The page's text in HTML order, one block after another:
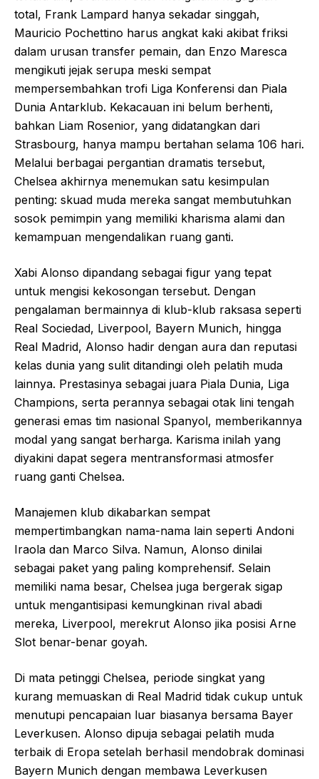
total, Frank Lampard hanya sekadar singgah,
Mauricio Pochettino harus angkat kaki akibat friksi
dalam urusan transfer pemain, dan Enzo Maresca
mengikuti jejak serupa meski sempat
mempersembahkan trofi Liga Konferensi dan Piala
Dunia Antarklub. Kekacauan ini belum berhenti,
bahkan Liam Rosenior, yang didatangkan dari
Strasbourg, hanya mampu bertahan selama 106 hari.
Melalui berbagai pergantian dramatis tersebut,
Chelsea akhirnya menemukan satu kesimpulan
penting: skuad muda mereka sangat membutuhkan
sosok pemimpin yang memiliki kharisma alami dan
kemampuan mengendalikan ruang ganti.
Xabi Alonso dipandang sebagai figur yang tepat
untuk mengisi kekosongan tersebut. Dengan
pengalaman bermainnya di klub-klub raksasa seperti
Real Sociedad, Liverpool, Bayern Munich, hingga
Real Madrid, Alonso hadir dengan aura dan reputasi
kelas dunia yang sulit ditandingi oleh pelatih muda
lainnya. Prestasinya sebagai juara Piala Dunia, Liga
Champions, serta perannya sebagai otak lini tengah
generasi emas tim nasional Spanyol, memberikannya
modal yang sangat berharga. Karisma inilah yang
diyakini dapat segera mentransformasi atmosfer
ruang ganti Chelsea.
Manajemen klub dikabarkan sempat
mempertimbangkan nama-nama lain seperti Andoni
Iraola dan Marco Silva. Namun, Alonso dinilai
sebagai paket yang paling komprehensif. Selain
memiliki nama besar, Chelsea juga bergerak sigap
untuk mengantisipasi kemungkinan rival abadi
mereka, Liverpool, merekrut Alonso jika posisi Arne
Slot benar-benar goyah.
Di mata petinggi Chelsea, periode singkat yang
kurang memuaskan di Real Madrid tidak cukup untuk
menutupi pencapaian luar biasanya bersama Bayer
Leverkusen. Alonso dipuja sebagai pelatih muda
terbaik di Eropa setelah berhasil mendobrak dominasi
Bayern Munich dengan membawa Leverkusen